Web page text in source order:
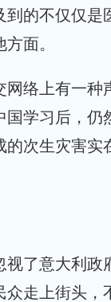
的不仅仅是
面。
网络上有一
国学习后，仍
次生灾害实
了意大利政
众走上街头，